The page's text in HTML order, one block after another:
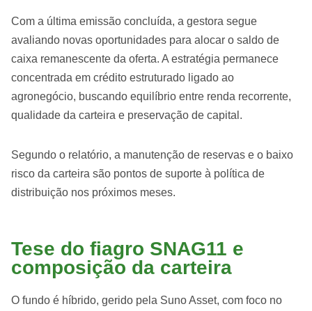
Com a última emissão concluída, a gestora segue
avaliando novas oportunidades para alocar o saldo de
caixa remanescente da oferta. A estratégia permanece
concentrada em crédito estruturado ligado ao
agronegócio, buscando equilíbrio entre renda recorrente,
qualidade da carteira e preservação de capital.
Segundo o relatório, a manutenção de reservas e o baixo
risco da carteira são pontos de suporte à política de
distribuição nos próximos meses.
Tese do fiagro SNAG11 e
composição da carteira
O fundo é híbrido, gerido pela Suno Asset, com foco no